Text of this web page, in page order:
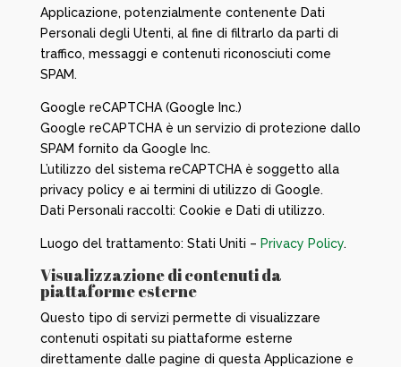
Applicazione, potenzialmente contenente Dati
Personali degli Utenti, al fine di filtrarlo da parti di
traffico, messaggi e contenuti riconosciuti come
SPAM.
Google reCAPTCHA (Google Inc.)
Google reCAPTCHA è un servizio di protezione dallo
SPAM fornito da Google Inc.
L’utilizzo del sistema reCAPTCHA è soggetto alla
privacy policy e ai termini di utilizzo di Google.
Dati Personali raccolti: Cookie e Dati di utilizzo.
Luogo del trattamento: Stati Uniti – Privacy Policy.
Visualizzazione di contenuti da
piattaforme esterne
Questo tipo di servizi permette di visualizzare
contenuti ospitati su piattaforme esterne
direttamente dalle pagine di questa Applicazione e